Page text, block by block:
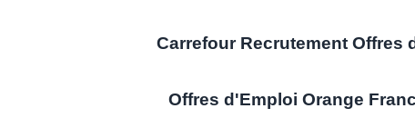
Carrefour Recrutement Offres
Offres d'Emploi Orange